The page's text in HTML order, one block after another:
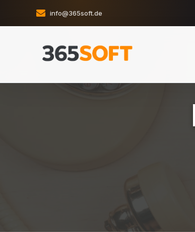
info@365soft.de